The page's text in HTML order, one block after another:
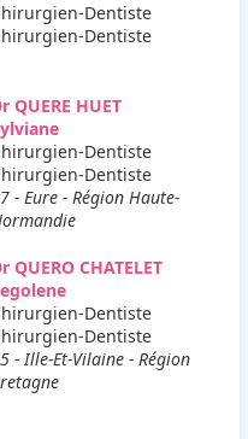
Dentiste
Dentiste
QUERE HUET
Dentiste
Dentiste
- Eure - Région Haute-
QUERO CHATELET
Dentiste
Dentiste
- Ille-Et-Vilaine - Région